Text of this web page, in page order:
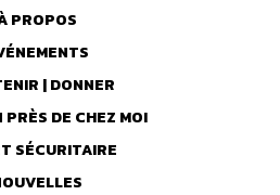
PROPOS
| DONNER
PRÈS DE CHEZ MOI
SÉCURITAIRE